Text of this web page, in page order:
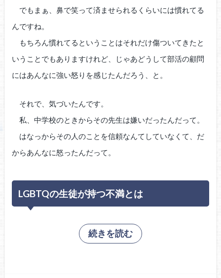
でもまぁ、鼻で笑って済ませられるくらいには慣れてる
んですね。
もちろん慣れてるということはそれだけ傷ついてきたと
いうことでもありますけれど、じゃあどうして部活の顧問
にはあんなに強い怒りを感じたんだろう、と。
それで、気づいたんです。
私、中学校のときからその先生は嫌いだったんだって。
はなっからその人のことを信頼なんてしていなくて、だ
からあんなに怒ったんだって。
LGBTQの生徒が持つ不満とは
続きを読む